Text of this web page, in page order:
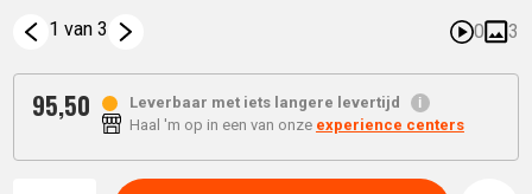
1 van 3 0 3
95,50
Leverbaar met iets langere levertijd
Haal 'm op in een van onze experience centers